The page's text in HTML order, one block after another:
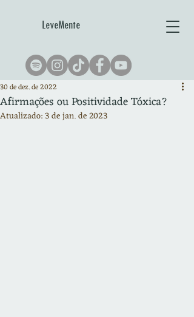
LeveMente
Afirmações ou Positividade Tóxica?
30 de dez. de 2022
Atualizado: 3 de jan. de 2023